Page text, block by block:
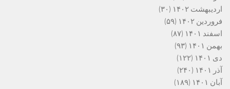
اردیبهشت ۱۴۰۲
(۳۰)
فروردین ۱۴۰۲
(۵۹)
اسفند ۱۴۰۱
(۸۷)
بهمن ۱۴۰۱
(۹۳)
دی ۱۴۰۱
(۱۲۲)
آذر ۱۴۰۱
(۲۴۰)
آبان ۱۴۰۱
(۱۸۹)